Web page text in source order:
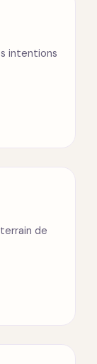
intentions
de